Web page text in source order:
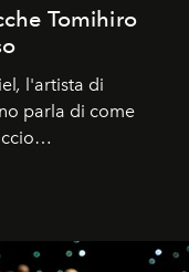
Tomihiro
, l'artista di
parla di come